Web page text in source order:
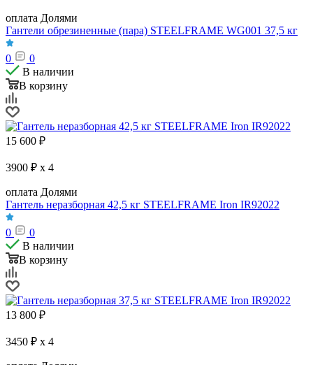
оплата Долями
Гантели обрезиненные (пара) STEELFRAME WG001 37,5 кг
0
0
В наличии
В корзину
15 600 ₽
3900 ₽ x 4
оплата Долями
Гантель неразборная 42,5 кг STEELFRAME Iron IR92022
0
0
В наличии
В корзину
13 800 ₽
3450 ₽ x 4